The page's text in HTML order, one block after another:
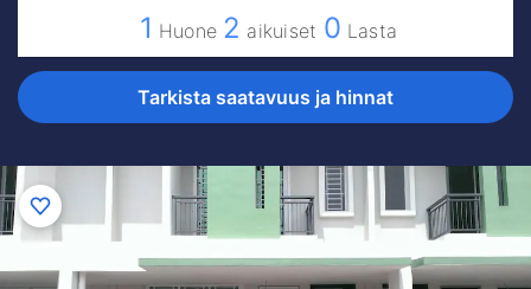
1 Huone 2 aikuiset 0 Lasta
Tarkista saatavuus ja hinnat